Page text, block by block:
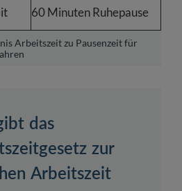
60 Minuten Ruhepause
Arbeitszeit zu Pausenzeit für
das
zur
Arbeitszeit